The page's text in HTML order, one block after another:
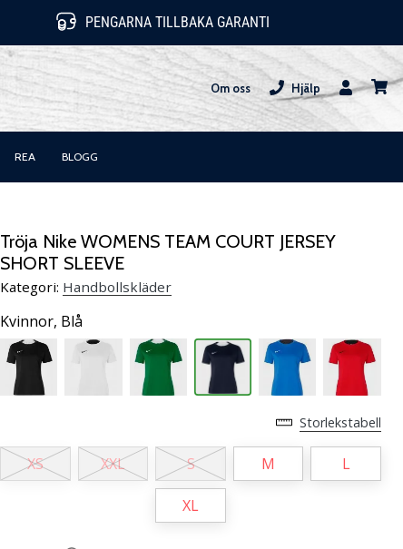
PENGARNA TILLBAKA GARANTI
Om oss
Hjälp
REA BLOGG
Tröja Nike WOMENS TEAM COURT JERSEY
SHORT SLEEVE
Kategori: Handbollskläder
Kvinnor, Blå
Storlekstabell
XS XXL S M L
XL